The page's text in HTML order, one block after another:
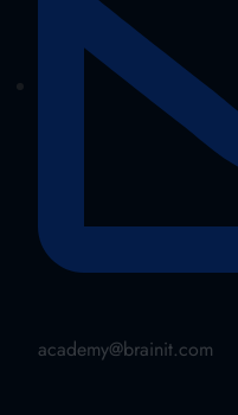
academy@brainit.com